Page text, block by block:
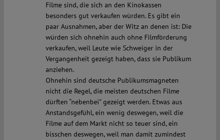
Filme sind, die sich an den Kinokassen
besonders gut verkaufen würden. Es gibt ein
paar Ausnahmen, aber der Witz an denen ist: Die
würden sich ohnehin auch ohne Filmförderung
verkaufen, weil Leute wie Schweiger in der
Vergangenheit gezeigt haben, dass sie Publikum
anziehen.
Ohnehin sind deutsche Publikumsmagneten
nicht die Regel, die meisten deutschen Filme
dürften “nebenbei” gezeigt werden. Etwas aus
Anstandsgefühl, ein wenig deswegen, weil die
Filme auf dem Markt nicht so teuer sind, ein
bisschen deswegen, weil man damit zumindest